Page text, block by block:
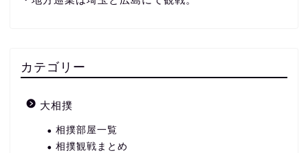
カテゴリー
大相撲
相撲部屋一覧
相撲観戦まとめ